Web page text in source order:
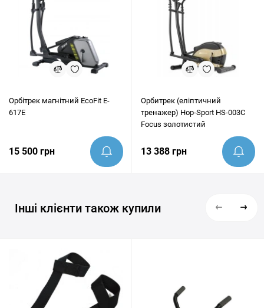
Орбітрек магнітний EcoFit E-
617E
15 500 грн
Орбитрек (еліптичний
тренажер) Hop-Sport HS-003C
Focus золотистий
13 388 грн
Інші клієнти також купили